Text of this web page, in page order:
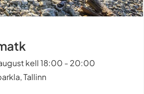
kell 18:00 - 20:00
Tallinn